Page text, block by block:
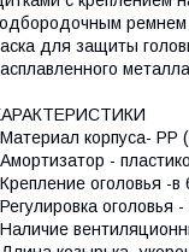
для защиты
корпуса- PP
-
оголовья -в
оголовья